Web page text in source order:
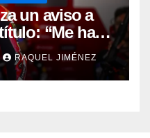
un aviso a
“Me han
oportunidad”
RAQUEL JIMÉNEZ